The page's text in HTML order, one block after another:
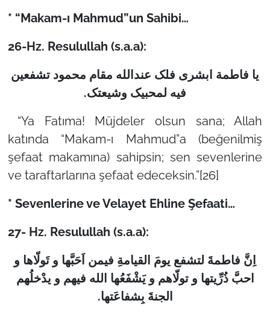
* “Makam-ı Mahmud”un Sahibi…
26-Hz. Resulullah (s.a.a):
یا فاطمة ابشری فلک عندالله مقام محمود تشفعین
فیه لمحبیک وشیعتک.
“Ya Fatıma! Müjdeler olsun sana; Allah
katında “Makam-ı Mahmud”a (beğenilmiş
şefaat makamına) sahipsin; sen sevenlerine
ve taraftarlarına şefaat edeceksin.”[26]
* Sevenlerine ve Velayet Ehline Şefaati…
27- Hz. Resulullah (s.a.a):
اِنَّ فاطمةَ لتشفع یومَ القیامةِ فیمن اَحَبَّها و تَولّاها و
احبَّ ذُرِّیتها و تولّاهم و یَشْفَعُها الله فیهم و یدْخلُهم
الجنةَ بِش‍فاعَتها.